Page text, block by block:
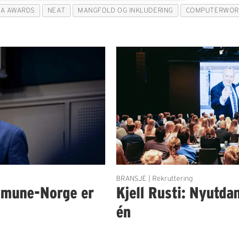
AWARDS NEAT MANGFOLD OG INKLUDERING
Norge er
BRANSJE | Rekruttering
Kjell Rusti:
én